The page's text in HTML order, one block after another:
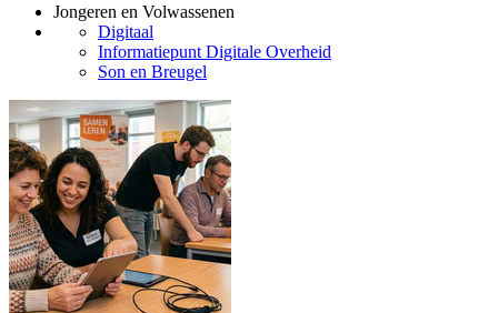
Jongeren en Volwassenen
Digitaal
Informatiepunt Digitale Overheid
Son en Breugel